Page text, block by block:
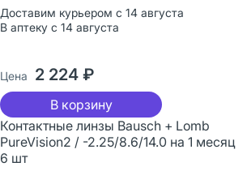
Доставим курьером с 14 августа
В аптеку с 14 августа
Цена 2 224 ₽
В корзину
Контактные линзы Bausch + Lomb
PureVision2 / -2.25/8.6/14.0 на 1 месяц
6 шт